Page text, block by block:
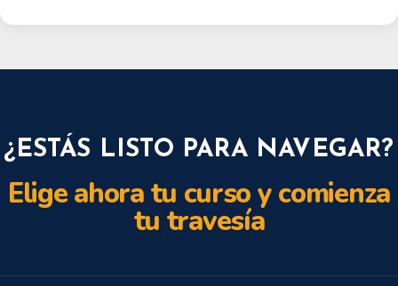
¿ESTÁS LISTO PARA NAVEGAR?
Elige ahora tu curso y comienza
tu travesía